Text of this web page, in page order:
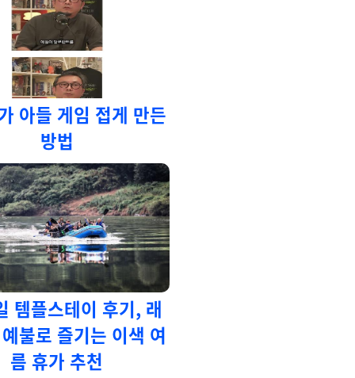
아들 게임 접게 만든
방법
템플스테이 후기, 래
불로 즐기는 이색 여
름 휴가 추천